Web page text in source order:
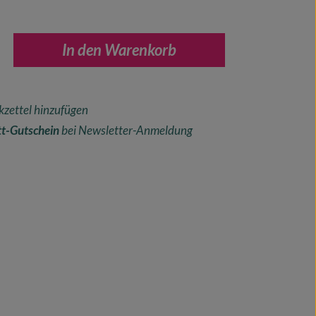
Gib den gewünschten Wert ein oder
In den Warenkorb
hinzufügen
Gutscheinbei Newsletter-Anmeldung